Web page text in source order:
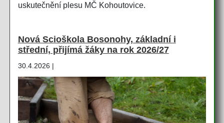
uskutečnění plesu MČ Kohoutovice.
Nová Scioškola Bosonohy, základní i
střední, přijímá žáky na rok 2026/27
30.4.2026 |